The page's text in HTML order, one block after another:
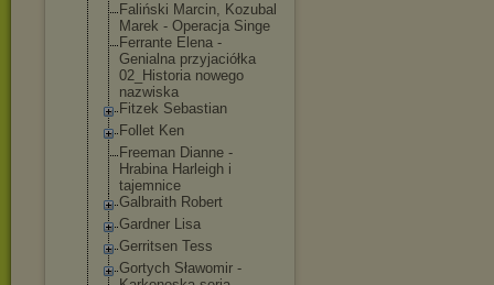
Faliński Marcin, Kozubal
Marek - Operacja Singe
Ferrante Elena -
Genialna przyjaciółka
02_Historia nowego
nazwiska
Fitzek Sebastian
Follet Ken
Freeman Dianne -
Hrabina Harleigh i
tajemnice
Galbraith Robert
Gardner Lisa
Gerritsen Tess
Gortych Sławomir -